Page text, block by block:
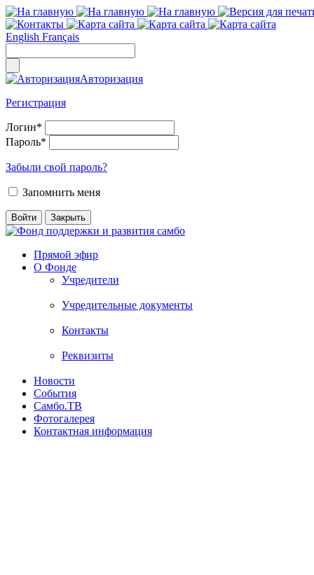
English Français
Авторизация
Регистрация
Логин*
Пароль*
Забыли свой пароль?
Запомнить меня
Прямой эфир
О Фонде
Учредители
Учредительные документы
Контакты
Реквизиты
Новости
События
Самбо.ТВ
Фотогалерея
Контактная информация